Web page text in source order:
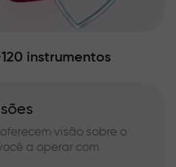
instrumentos
visão sobre o
a operar com